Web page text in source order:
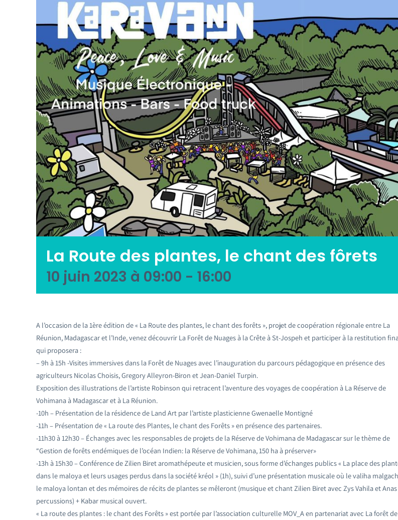
La Route des plantes, le chant des fôrets
10 juin 2023 à 09:00 - 16:00
A l’occasion de la 1ère édition de « La Route des plantes, le chant des forêts », projet de coopération régionale entre La
Réunion, Madagascar et l’Inde, venez découvrir La Forêt de Nuages à la Crête à St-Jospeh et participer à la restitution
qui proposera :
– 9h à 15h -Visites immersives dans la Forêt de Nuages avec l’inauguration du parcours pédagogique en présence des
agriculteurs Nicolas Choisis, Gregory Alleyron-Biron et Jean-Daniel Turpin.
Exposition des illustrations de l’artiste Robinson qui retracent l’aventure des voyages de coopération à La Réserve de
Vohimana à Madagascar et à La Réunion.
-10h – Présentation de la résidence de Land Art par l’artiste plasticienne Gwenaelle Montigné
-11h – Présentation de « La route des Plantes, le chant des Forêts » en présence des partenaires.
-11h30 à 12h30 – Échanges avec les responsables de projets de la Réserve de Vohimana de Madagascar sur le thème de
“Gestion de forêts endémiques de l’océan Indien: la Réserve de Vohimana, 150 ha à préserver»
-13h à 15h30 – Conférence de Zilien Biret aromathépeute et musicien, sous forme d’échanges publics « La place des
dans le maloya et leurs usages perdus dans la société kréol » (1h), suivi d’une présentation musicale où le valiha
le maloya lontan et des mémoires de récits de plantes se mêleront (musique et chant Zilien Biret avec Zys Vahila et Anas
percussions) + Kabar musical ouvert.
« La route des plantes : le chant des Forêts » est portée par l’association culturelle MOV_A en partenariat avec La forêt de